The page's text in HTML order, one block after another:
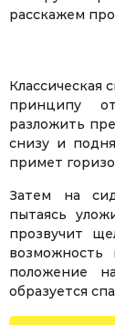
расскажем
Классическая
принципу
разложить
снизу и
примет
Затем на
пытаясь
прозвучит
возможность
положение
образуется